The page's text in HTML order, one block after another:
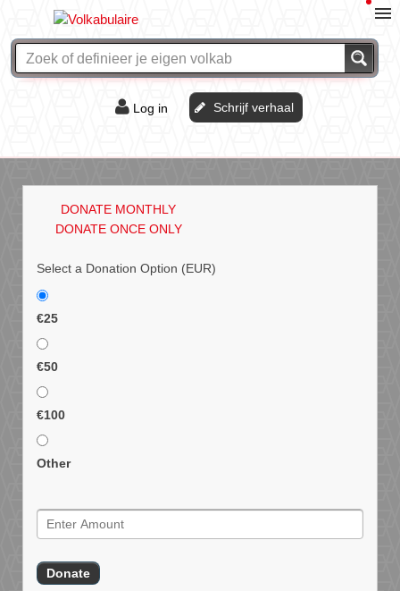
Log in Schrijf verhaal
DONATE MONTHLY
DONATE ONCE ONLY
Select a Donation Option (EUR)
€25
€50
€100
Other